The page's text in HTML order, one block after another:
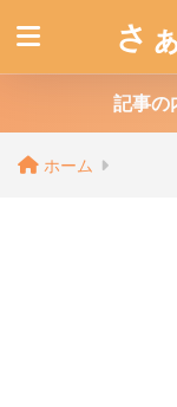
さ
記事の
ホーム